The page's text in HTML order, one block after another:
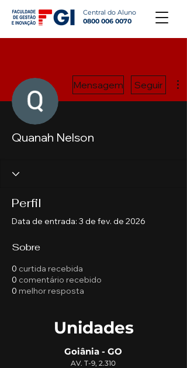
Central do Aluno
0800 006 0070
Mensagem Seguir
Quanah Nelson
Perfil
Data de entrada: 3 de fev. de 2026
Sobre
0 curtida recebida
0 comentário recebido
0 melhor resposta
Unidades
Goiânia - GO
AV. T-9, 2.310